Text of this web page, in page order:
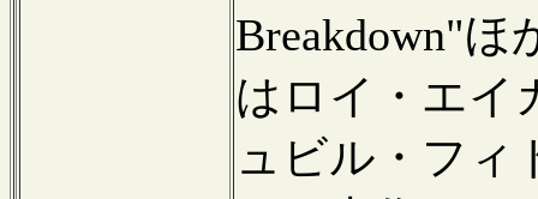
Breakdown"ほ
はロイ・エイ
ュビル・フィ